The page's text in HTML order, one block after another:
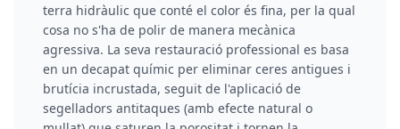
terra hidràulic que conté el color és fina, per la qual
cosa no s'ha de polir de manera mecànica
agressiva. La seva restauració professional es basa
en un decapat químic per eliminar ceres antigues i
brutícia incrustada, seguit de l'aplicació de
segelladors antitaques (amb efecte natural o